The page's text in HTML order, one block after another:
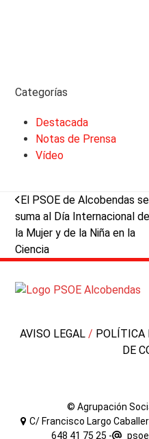
Categorías
Destacada
Notas de Prensa
Vídeo
previous
post:
El PSOE de Alcobendas se
suma al Día Internacional de
la Mujer y de la Niña en la
Ciencia
AVISO LEGAL / POLÍTICA
DE
© Agrupación
C/ Francisco Largo
648 41 75 25 -